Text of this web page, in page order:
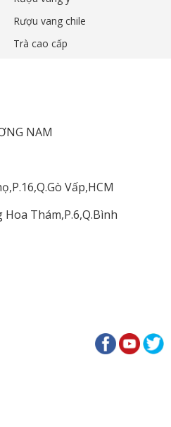
Rượu vang chile
Trà cao cấp
NAM
Vấp,HCM
Thám,P.6,Q.Bình